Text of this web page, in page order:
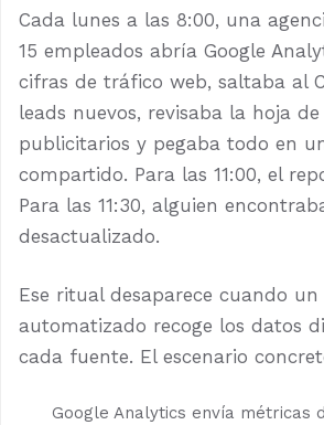
Cada lunes a las 8:00, una
15 empleados abría Google
cifras de tráfico web, saltaba al
leads nuevos, revisaba la hoja de
publicitarios y pegaba todo en
compartido. Para las 11:00, el
Para las 11:30, alguien
desactualizado.
Ese ritual desaparece cuando
automatizado recoge los datos
cada fuente. El escenario
Google Analytics envía métricas